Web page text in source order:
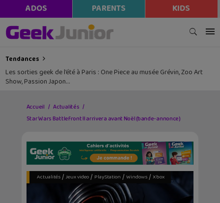
ADOS PARENTS KIDS
Tendances
Les sorties geek de l’été à Paris : One Piece au musée Grévin, Zoo Art
Show, Passion Japon…
Accueil
Actualités
Star Wars Battlefront II arrivera avant Noël (bande-annonce)
Actualités/ Jeux video/ PlayStation / Windows/ Xbox